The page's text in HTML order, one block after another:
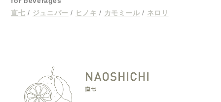
直七 / ジュニパー / ヒノキ / カモミール / ネロリ